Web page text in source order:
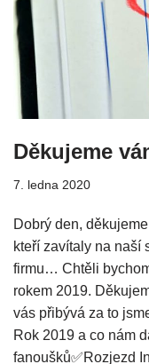
Děkujeme
7. ledna 2020
Dobrý den,
kteří zavítaly na naší
firmu… Chtěli
rokem 2019.
vás přibývá za to
Rok 2019 a co nám
fanoušků✅Rozjezd